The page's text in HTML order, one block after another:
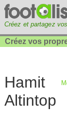
Créez et partagez
Créez vos
Hamit
Altintop